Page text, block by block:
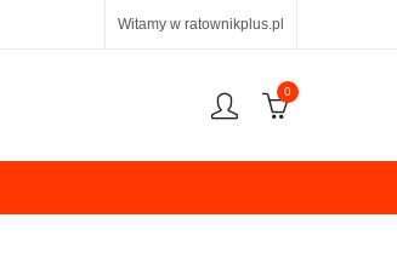
Witamy w ratownikplus.pl
0